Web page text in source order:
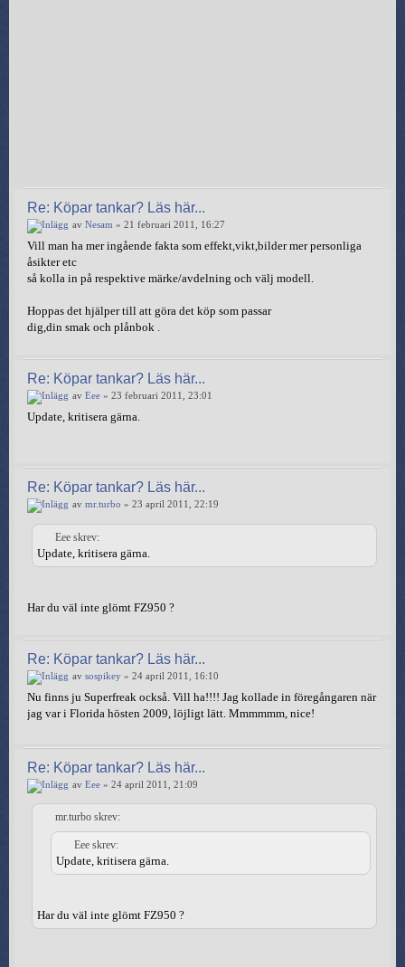
Re: Köpar tankar? Läs här...
av Nesam » 21 februari 2011, 16:27
Vill man ha mer ingående fakta som effekt,vikt,bilder mer personliga
åsikter etc
så kolla in på respektive märke/avdelning och välj modell.
Hoppas det hjälper till att göra det köp som passar
dig,din smak och plånbok .
Re: Köpar tankar? Läs här...
av Eee » 23 februari 2011, 23:01
Update, kritisera gärna.
Re: Köpar tankar? Läs här...
av mr.turbo » 23 april 2011, 22:19
Eee skrev:
Update, kritisera gärna.
Har du väl inte glömt FZ950 ?
Re: Köpar tankar? Läs här...
av sospikey » 24 april 2011, 16:10
Nu finns ju Superfreak också. Vill ha!!!! Jag kollade in föregångaren när
jag var i Florida hösten 2009, löjligt lätt. Mmmmmm, nice!
Re: Köpar tankar? Läs här...
av Eee » 24 april 2011, 21:09
mr.turbo skrev:
Eee skrev:
Update, kritisera gärna.
Har du väl inte glömt FZ950 ?